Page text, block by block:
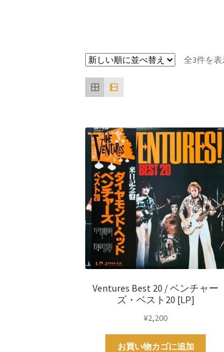
全3件を
Ventures Best 20 / ベンチャー
ズ・ベスト20 [LP]
¥2,200
お買い物カゴに追加